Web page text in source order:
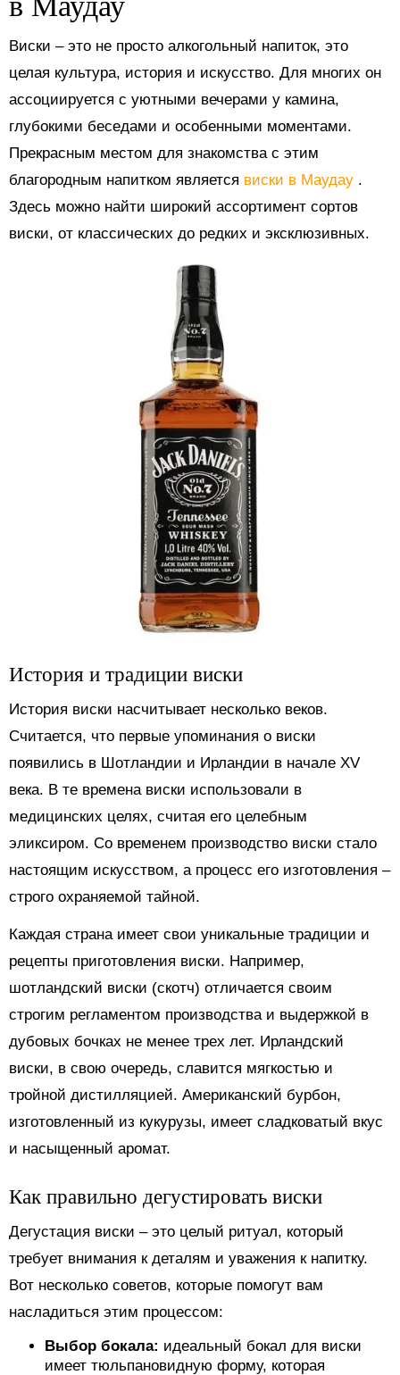
Виски – это не просто алкогольный напиток, это
целая культура, история и искусство. Для многих он
ассоциируется с уютными вечерами у камина,
глубокими беседами и особенными моментами.
Прекрасным местом для знакомства с этим
благородным напитком является виски в Маудау .
Здесь можно найти широкий ассортимент сортов
виски, от классических до редких и эксклюзивных.
История и традиции виски
История виски насчитывает несколько веков.
Считается, что первые упоминания о виски
появились в Шотландии и Ирландии в начале XV
века. В те времена виски использовали в
медицинских целях, считая его целебным
эликсиром. Со временем производство виски стало
настоящим искусством, а процесс его изготовления –
строго охраняемой тайной.
Каждая страна имеет свои уникальные традиции и
рецепты приготовления виски. Например,
шотландский виски (скотч) отличается своим
строгим регламентом производства и выдержкой в
дубовых бочках не менее трех лет. Ирландский
виски, в свою очередь, славится мягкостью и
тройной дистилляцией. Американский бурбон,
изготовленный из кукурузы, имеет сладковатый вкус
и насыщенный аромат.
Как правильно дегустировать виски
Дегустация виски – это целый ритуал, который
требует внимания к деталям и уважения к напитку.
Вот несколько советов, которые помогут вам
насладиться этим процессом:
Выбор бокала: идеальный бокал для виски
имеет тюльпановидную форму, которая